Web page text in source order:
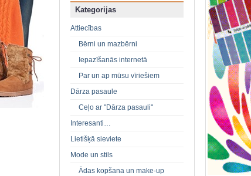
Kategorijas
Attiecības
Bērni un mazbērni
Iepazīšanās internetā
Par un ap mūsu vīriešiem
Dārza pasaule
Ceļo ar "Dārza pasauli"
Interesanti…
Lietišķā sieviete
Mode un stils
Ādas kopšana un make-up